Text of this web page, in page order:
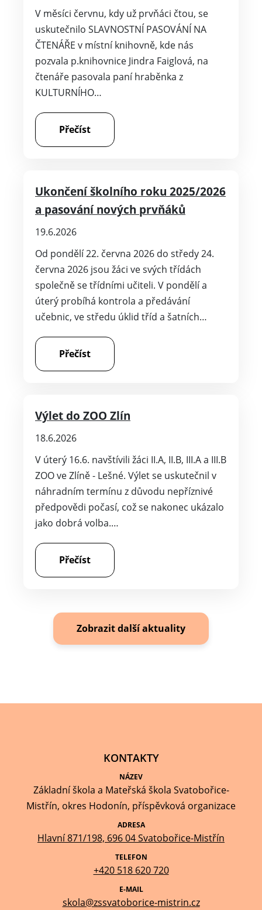
V měsíci červnu, kdy už prvňáci čtou, se
uskutečnilo SLAVNOSTNÍ PASOVÁNÍ NA
ČTENÁŘE v místní knihovně, kde nás
pozvala p.knihovnice Jindra Faiglová, na
čtenáře pasovala paní hraběnka z
KULTURNÍHO…
Přečíst
Ukončení školního roku 2025/2026
a pasování nových prvňáků
19.6.2026
Od pondělí 22. června 2026 do středy 24.
června 2026 jsou žáci ve svých třídách
společně se třídními učiteli. V pondělí a
úterý probíhá kontrola a předávání
učebnic, ve středu úklid tříd a šatních…
Přečíst
Výlet do ZOO Zlín
18.6.2026
V úterý 16.6. navštívili žáci II.A, II.B, III.A a III.B
ZOO ve Zlíně - Lešné. Výlet se uskutečnil v
náhradním termínu z důvodu nepříznivé
předpovědi počasí, což se nakonec ukázalo
jako dobrá volba.…
Přečíst
Zobrazit další aktuality
KONTAKTY
NÁZEV
Základní škola a Mateřská škola Svatobořice-
Mistřín, okres Hodonín, příspěvková organizace
ADRESA
Hlavní 871/198, 696 04 Svatobořice-Mistřín
TELEFON
+420 518 620 720
E-MAIL
skola@zssvatoborice-mistrin.cz